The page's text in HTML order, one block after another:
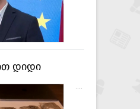
- არჩილ
დიდი
-
....